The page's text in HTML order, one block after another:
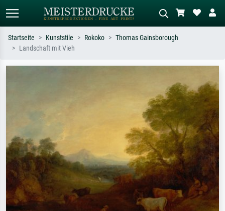
Wiese, Abstrakt mit viel Rot, Dunkles
Ölgemälde, Stehender Akt neben einem
Baum.
Startseite Kunststile Rokoko
Thomas Gainsborough
Landschaft mit Vieh